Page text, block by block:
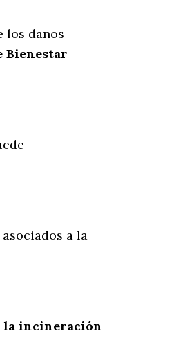
los daños
Bienestar
a la
la incineración